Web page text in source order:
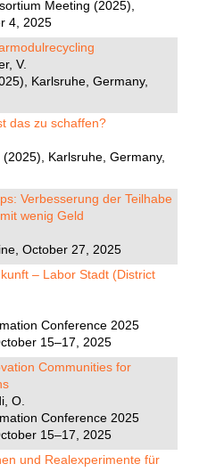
Meeting (2025),
4, 2025
V.
Karlsruhe, Germany,
das zu schaffen?
Karlsruhe, Germany,
Verbesserung der Teilhabe
wenig Geld
October 27, 2025
– Labor Stadt (District
Conference 2025
15–17, 2025
Communities for
O.
Conference 2025
15–17, 2025
und Realexperimente für